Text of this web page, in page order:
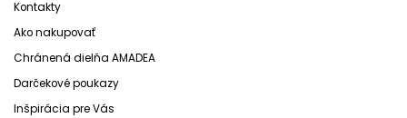
Kontakty
Ako nakupovať
Chránená dielňa AMADEA
Darčekové poukazy
Inšpirácia pre Vás